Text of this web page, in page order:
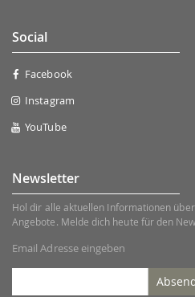
Social
Facebook
Instagram
YouTube
Newsletter
Hol dir alle aktuellen Informationen
Angebote. Melde dich heute für den
Email Adresse eingeben